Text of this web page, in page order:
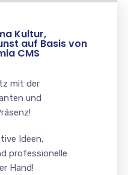
Kultur,
auf Basis von
CMS
mit der
und
Ideen,
professionelle
Hand!